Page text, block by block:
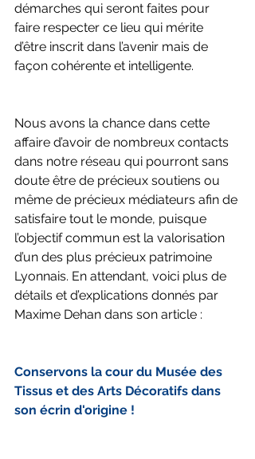
démarches qui seront faites pour
faire respecter ce lieu qui mérite
d’être inscrit dans l’avenir mais de
façon cohérente et intelligente.
Nous avons la chance dans cette
affaire d’avoir de nombreux contacts
dans notre réseau qui pourront sans
doute être de précieux soutiens ou
même de précieux médiateurs afin de
satisfaire tout le monde, puisque
l’objectif commun est la valorisation
d’un des plus précieux patrimoine
Lyonnais. En attendant, voici plus de
détails et d’explications donnés par
Maxime Dehan dans son article :
Conservons la cour du Musée des
Tissus et des Arts Décoratifs dans
son écrin d'origine !